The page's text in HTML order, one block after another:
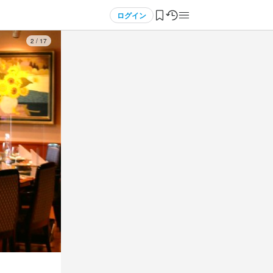
ログイン
3 / 17
ば時給1,3